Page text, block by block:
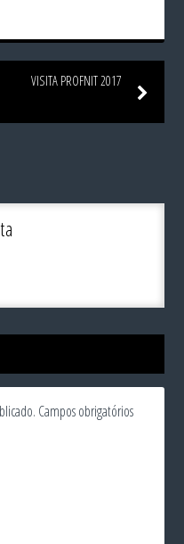
VISITA PROFNIT 2017
Campos obrigatórios